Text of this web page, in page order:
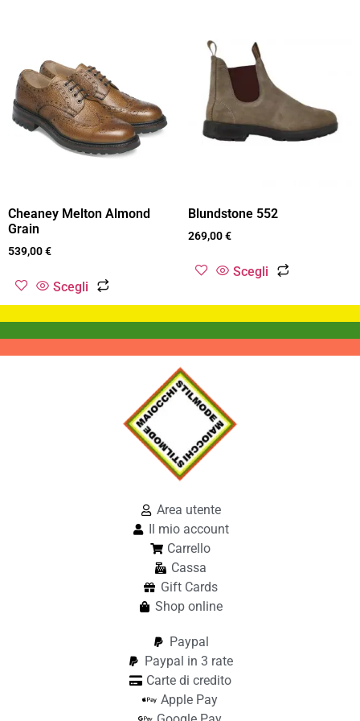
Cheaney Melton Almond
Grain
539,00€
Scegli
Blundstone 552
269,00€
Scegli
Area utente
Il mio account
Carrello
Cassa
Gift Cards
Shop online
Paypal
Paypal in 3 rate
Carte di credito
Apple Pay